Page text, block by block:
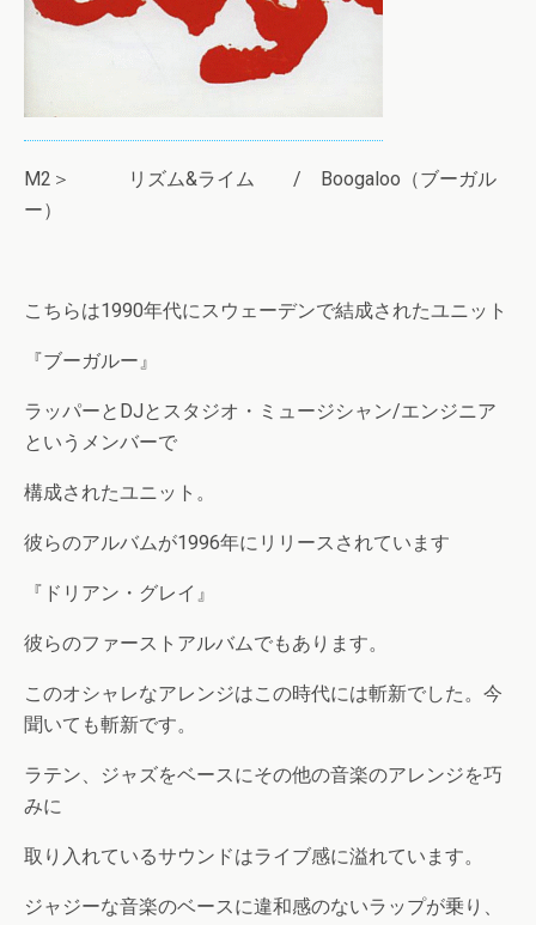
M2＞ リズム&ライム / Boogaloo（ブーガル
ー）
こちらは1990年代にスウェーデンで結成されたユニット
『ブーガルー』
ラッパーとDJとスタジオ・ミュージシャン/エンジニア
というメンバーで
構成されたユニット。
彼らのアルバムが1996年にリリースされています
『ドリアン・グレイ』
彼らのファーストアルバムでもあります。
このオシャレなアレンジはこの時代には斬新でした。今
聞いても斬新です。
ラテン、ジャズをベースにその他の音楽のアレンジを巧
みに
取り入れているサウンドはライブ感に溢れています。
ジャジーな音楽のベースに違和感のないラップが乗り、